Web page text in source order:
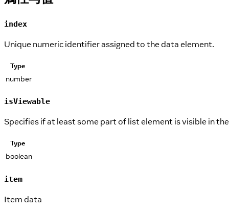
index
Unique numeric identifier assigned to the data element.
Type
number
isViewable
Specifies if at least some part of list element is visible in
Type
boolean
item
Item data